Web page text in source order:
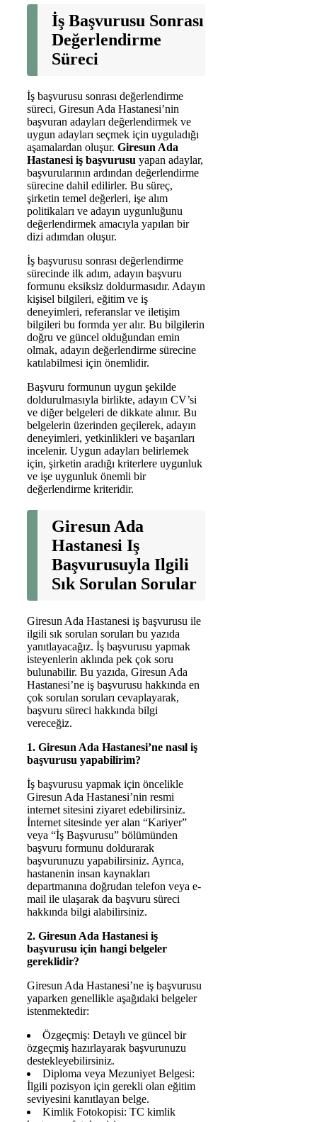
İş Başvurusu Sonrası
Değerlendirme
Süreci
İş başvurusu sonrası değerlendirme
süreci, Giresun Ada Hastanesi’nin
başvuran adayları değerlendirmek ve
uygun adayları seçmek için uyguladığı
aşamalardan oluşur. Giresun Ada
Hastanesi iş başvurusu yapan adaylar,
başvurularının ardından değerlendirme
sürecine dahil edilirler. Bu süreç,
şirketin temel değerleri, işe alım
politikaları ve adayın uygunluğunu
değerlendirmek amacıyla yapılan bir
dizi adımdan oluşur.
İş başvurusu sonrası değerlendirme
sürecinde ilk adım, adayın başvuru
formunu eksiksiz doldurmasıdır. Adayın
kişisel bilgileri, eğitim ve iş
deneyimleri, referanslar ve iletişim
bilgileri bu formda yer alır. Bu bilgilerin
doğru ve güncel olduğundan emin
olmak, adayın değerlendirme sürecine
katılabilmesi için önemlidir.
Başvuru formunun uygun şekilde
doldurulmasıyla birlikte, adayın CV’si
ve diğer belgeleri de dikkate alınır. Bu
belgelerin üzerinden geçilerek, adayın
deneyimleri, yetkinlikleri ve başarıları
incelenir. Uygun adayları belirlemek
için, şirketin aradığı kriterlere uygunluk
ve işe uygunluk önemli bir
değerlendirme kriteridir.
Giresun Ada
Hastanesi Iş
Başvurusuyla Ilgili
Sık Sorulan Sorular
Giresun Ada Hastanesi iş başvurusu ile
ilgili sık sorulan soruları bu yazıda
yanıtlayacağız. İş başvurusu yapmak
isteyenlerin aklında pek çok soru
bulunabilir. Bu yazıda, Giresun Ada
Hastanesi’ne iş başvurusu hakkında en
çok sorulan soruları cevaplayarak,
başvuru süreci hakkında bilgi
vereceğiz.
1. Giresun Ada Hastanesi’ne nasıl iş
başvurusu yapabilirim?
İş başvurusu yapmak için öncelikle
Giresun Ada Hastanesi’nin resmi
internet sitesini ziyaret edebilirsiniz.
İnternet sitesinde yer alan “Kariyer”
veya “İş Başvurusu” bölümünden
başvuru formunu doldurarak
başvurunuzu yapabilirsiniz. Ayrıca,
hastanenin insan kaynakları
departmanına doğrudan telefon veya e-
mail ile ulaşarak da başvuru süreci
hakkında bilgi alabilirsiniz.
2. Giresun Ada Hastanesi iş
başvurusu için hangi belgeler
gereklidir?
Giresun Ada Hastanesi’ne iş başvurusu
yaparken genellikle aşağıdaki belgeler
istenmektedir:
Özgeçmiş: Detaylı ve güncel bir
özgeçmiş hazırlayarak başvurunuzu
destekleyebilirsiniz.
Diploma veya Mezuniyet Belgesi:
İlgili pozisyon için gerekli olan eğitim
seviyesini kanıtlayan belge.
Kimlik Fotokopisi: TC kimlik